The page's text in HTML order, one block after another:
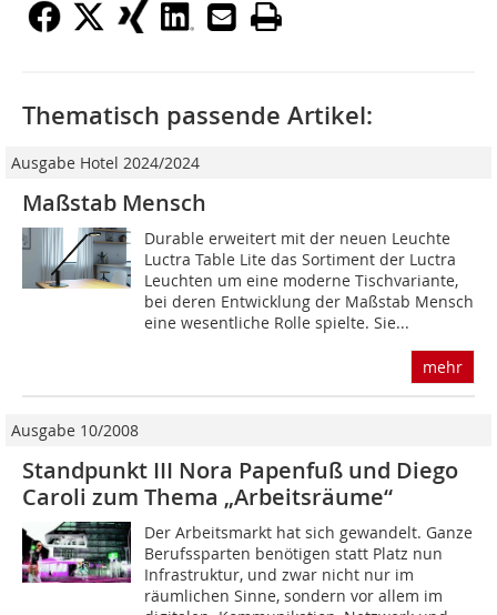
Thematisch passende Artikel:
Ausgabe Hotel 2024/2024
Maßstab Mensch
Durable erweitert mit der neuen Leuchte
Luctra Table Lite das Sortiment der Luctra
Leuchten um eine moderne Tischvariante,
bei deren Entwicklung der Maßstab Mensch
eine wesentliche Rolle spielte. Sie...
mehr
Ausgabe 10/2008
Standpunkt III Nora Papenfuß und Diego
Caroli zum Thema „Arbeitsräume“
Der Arbeitsmarkt hat sich gewandelt. Ganze
Berufssparten benötigen statt Platz nun
Infrastruktur, und zwar nicht nur im
räumlichen Sinne, sondern vor allem im